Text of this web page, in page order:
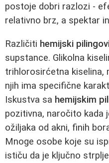
postoje dobri razlozi -
relativno brz, a spektar
Različiti hemijski
supstance. Glikolna
trihlorosirćetna kiselina,
njih ima specifične
Iskustva sa hemijskim
pozitivna, naročito kada
ožiljaka od akni, finih
Mnoge osobe koje su
ističu da je ključno